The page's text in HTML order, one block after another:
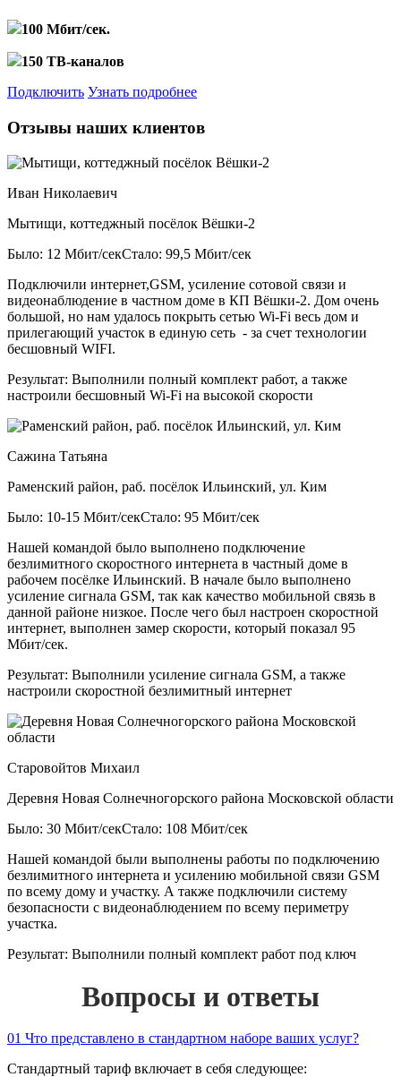
100 Мбит/сек.
150 ТВ-каналов
Подключить Узнать подробнее
Отзывы наших клиентов
Иван Николаевич
Мытищи, коттеджный посёлок Вёшки-2
Было: 12 Мбит/секСтало: 99,5 Мбит/сек
Подключили интернет,GSM, усиление сотовой связи и
видеонаблюдение в частном доме в КП Вёшки-2. Дом очень
большой, но нам удалось покрыть сетью Wi-Fi весь дом и
прилегающий участок в единую сеть - за счет технологии
бесшовный WIFI.
Результат: Выполнили полный комплект работ, а также
настроили бесшовный Wi-Fi на высокой скорости
Сажина Татьяна
Раменский район, раб. посёлок Ильинский, ул. Ким
Было: 10-15 Мбит/секСтало: 95 Мбит/сек
Нашей командой было выполнено подключение
безлимитного скоростного интернета в частный доме в
рабочем посёлке Ильинский. В начале было выполнено
усиление сигнала GSM, так как качество мобильной связь в
данной районе низкое. После чего был настроен скоростной
интернет, выполнен замер скорости, который показал 95
Мбит/сек.
Результат: Выполнили усиление сигнала GSM, а также
настроили скоростной безлимитный интернет
Старовойтов Михаил
Деревня Новая Солнечногорского района Московской области
Было: 30 Мбит/секСтало: 108 Мбит/сек
Нашей командой были выполнены работы по подключению
безлимитного интернета и усилению мобильной связи GSM
по всему дому и участку. А также подключили систему
безопасности с видеонаблюдением по всему периметру
участка.
Результат: Выполнили полный комплект работ под ключ
Вопросы и ответы
01 Что представлено в стандартном наборе ваших услуг?
Стандартный тариф включает в себя следующее: